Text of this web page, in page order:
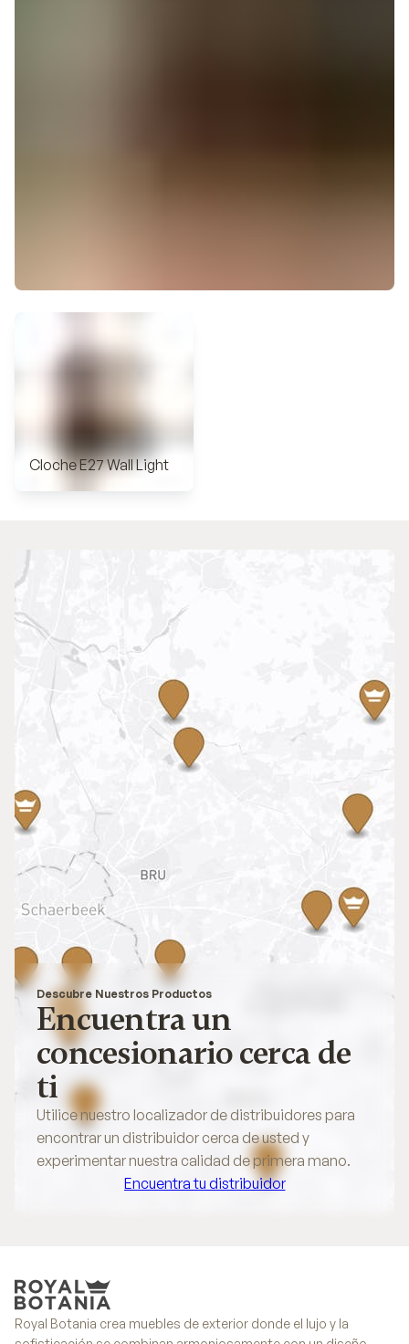
Cloche E27 Wall Light
Descubre Nuestros Productos
Encuentra un
concesionario cerca de
ti
Utilice nuestro localizador de distribuidores para
encontrar un distribuidor cerca de usted y
experimentar nuestra calidad de primera mano.
Encuentra tu distribuidor
Royal Botania crea muebles de exterior donde el lujo y la